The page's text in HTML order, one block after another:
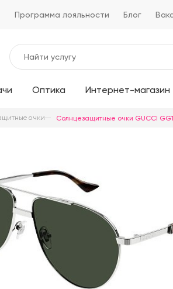
Программа лояльности Блог
Оптика Интернет-магазин
очки Солнцезащитные очки GUCCI